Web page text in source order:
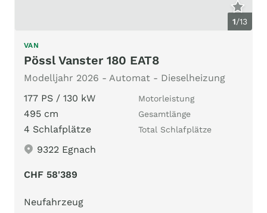
1/13
VAN
Pössl Vanster 180 EAT8
Modelljahr 2026 - Automat - Dieselheizung
177 PS / 130 kW
Motorleistung
495 cm Gesamtlänge
4 Schlafplätze Total Schlafplätze
9322 Egnach
CHF 58'389
Neufahrzeug